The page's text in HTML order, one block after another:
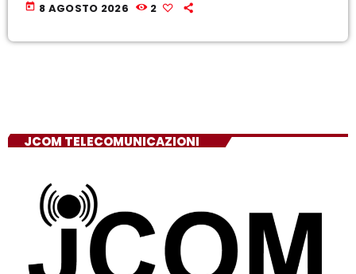
today 8 AGOSTO 2026 2
JCOM TELECOMUNICAZIONI